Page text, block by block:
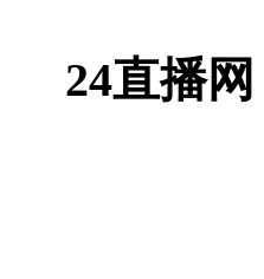
24直播网